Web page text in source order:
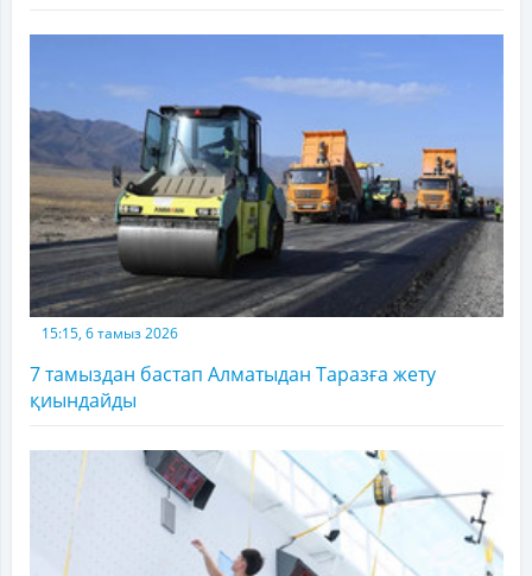
15:15, 6 тамыз 2026
7 тамыздан бастап Алматыдан Таразға жету
қиындайды